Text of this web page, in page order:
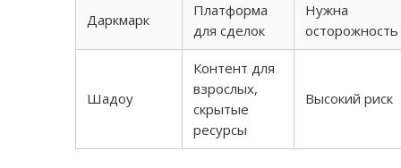
Даркмарк
Платформа
для сделок
Нужна
осторожность
Шадоу
Контент для
взрослых,
скрытые
ресурсы
Высокий риск